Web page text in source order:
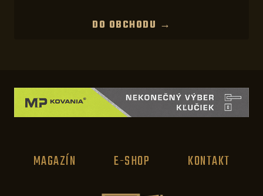
DO OBCHODU →
MAGAZÍN E-SHOP KONTAKT